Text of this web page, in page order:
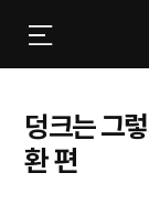
덩크는 그
환 편